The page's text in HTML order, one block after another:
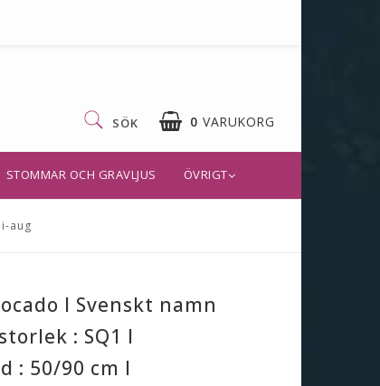
0 VARUKORG
SÖK
STOMMAR OCH GRAVLJUS ÖVRIGT
aug
I Svenskt namn
: SQ1 I
: 50/90 cm I